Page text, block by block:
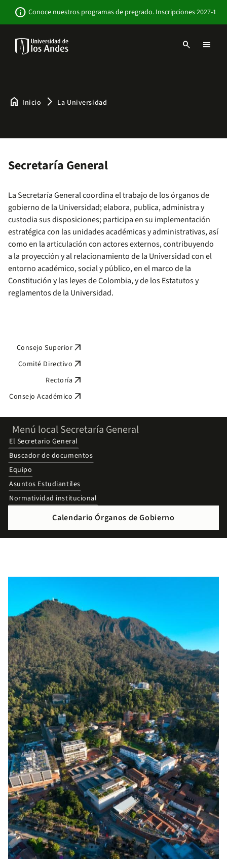
contenido
info Conoce nuestros programas de pregrado. Inscripciones 2027-1
search menu
home Inicio arrow_forward_ios La Universidad
Secretaría General
La Secretaría General coordina el trabajo de los órganos de
gobierno de la Universidad; elabora, publica, administra y
custodia sus disposiciones; participa en su implementación
estratégica con las unidades académicas y administrativas, así
como en la articulación con actores externos, contribuyendo
a la proyección y al relacionamiento de la Universidad con el
entorno académico, social y público, en el marco de la
Constitución y las leyes de Colombia, y de los Estatutos y
reglamentos de la Universidad.
Consejo Superior arrow_outward
Comité Directivo arrow_outward
Rectoría arrow_outward
Consejo Académico arrow_outward
Menú local Secretaría General
El Secretario General
Buscador de documentos
Equipo
Asuntos Estudiantiles
Normatividad institucional
Calendario Órganos de Gobierno